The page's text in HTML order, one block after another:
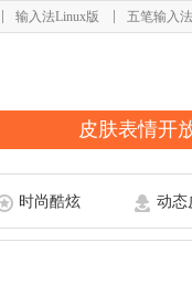
输入法Linux版 五笔输入法
皮肤表情开
时尚酷炫 动态